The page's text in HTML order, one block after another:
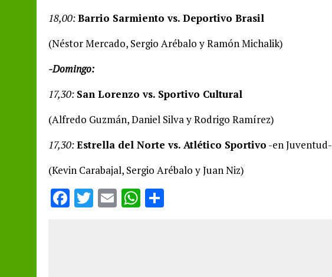
18,00:Barrio Sarmiento vs. Deportivo Brasil
(Néstor Mercado, Sergio Arébalo y Ramón Michalik)
-Domingo:
17,30: San Lorenzo vs. Sportivo Cultural
(Alfredo Guzmán, Daniel Silva y Rodrigo Ramírez)
17,30:Estrella del Norte vs. Atlético Sportivo -en Juventud-
(Kevin Carabajal, Sergio Arébalo y Juan Niz)
F T E W